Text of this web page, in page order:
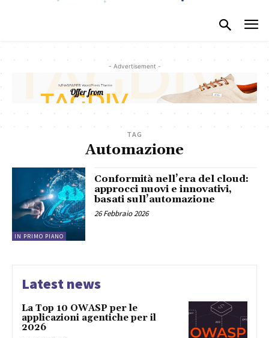
- Advertisement -
TAG
Automazione
IN PRIMO PIANO
Conformità nell’era del cloud:
approcci nuovi e innovativi,
basati sull’automazione
26 Febbraio 2026
Latest news
La Top 10 OWASP per le
applicazioni agentiche per il
2026